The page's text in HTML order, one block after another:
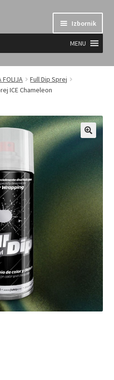
Izbornik
MENU
FOLIJA
Full Dip Sprej
ICE Chameleon